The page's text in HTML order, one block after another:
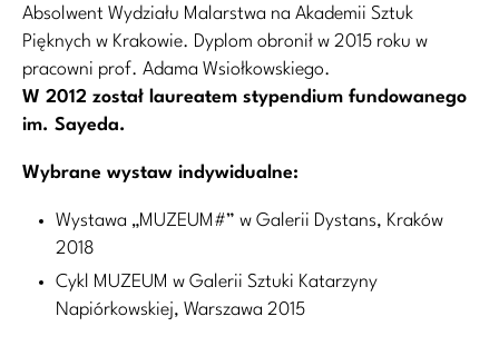
Absolwent Wydziału Malarstwa na Akademii Sztuk
Pięknych w Krakowie. Dyplom obronił w 2015 roku w
pracowni prof. Adama Wsiołkowskiego.
W 2012 został laureatem stypendium fundowanego
im. Sayeda.
Wybrane wystaw indywidualne:
Wystawa „MUZEUM#” w Galerii Dystans, Kraków
2018
Cykl MUZEUM w Galerii Sztuki Katarzyny
Napiórkowskiej, Warszawa 2015